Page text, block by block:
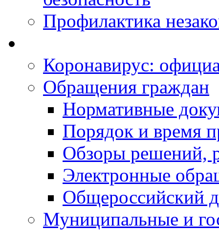
Профилактика
Коронавирус:
Обращения граждан
Нормативные
Порядок и время
Обзоры решений,
Электронные
Общероссийский
Муниципальные и